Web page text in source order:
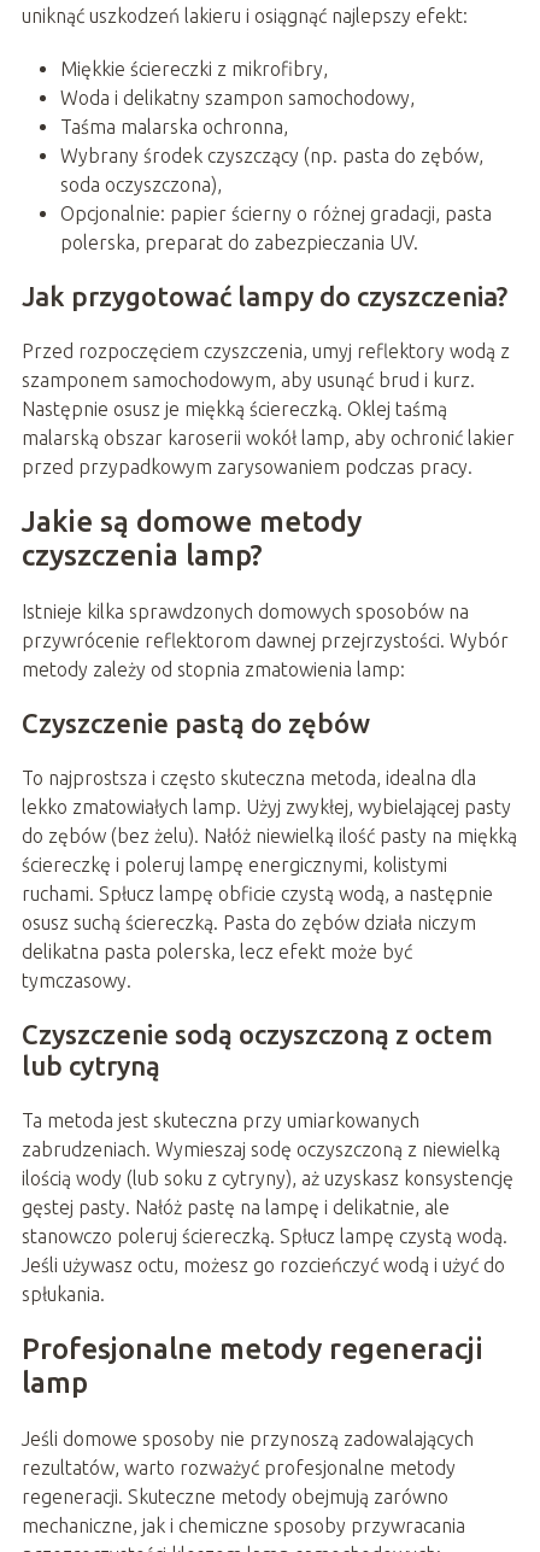
uniknąć uszkodzeń lakieru i osiągnąć najlepszy efekt:
Miękkie ściereczki z mikrofibry,
Woda i delikatny szampon samochodowy,
Taśma malarska ochronna,
Wybrany środek czyszczący (np. pasta do zębów,
soda oczyszczona),
Opcjonalnie: papier ścierny o różnej gradacji, pasta
polerska, preparat do zabezpieczania UV.
Jak przygotować lampy do czyszczenia?
Przed rozpoczęciem czyszczenia, umyj reflektory wodą z
szamponem samochodowym, aby usunąć brud i kurz.
Następnie osusz je miękką ściereczką. Oklej taśmą
malarską obszar karoserii wokół lamp, aby ochronić lakier
przed przypadkowym zarysowaniem podczas pracy.
Jakie są domowe metody
czyszczenia lamp?
Istnieje kilka sprawdzonych domowych sposobów na
przywrócenie reflektorom dawnej przejrzystości. Wybór
metody zależy od stopnia zmatowienia lamp:
Czyszczenie pastą do zębów
To najprostsza i często skuteczna metoda, idealna dla
lekko zmatowiałych lamp. Użyj zwykłej, wybielającej pasty
do zębów (bez żelu). Nałóż niewielką ilość pasty na miękką
ściereczkę i poleruj lampę energicznymi, kolistymi
ruchami. Spłucz lampę obficie czystą wodą, a następnie
osusz suchą ściereczką. Pasta do zębów działa niczym
delikatna pasta polerska, lecz efekt może być
tymczasowy.
Czyszczenie sodą oczyszczoną z octem
lub cytryną
Ta metoda jest skuteczna przy umiarkowanych
zabrudzeniach. Wymieszaj sodę oczyszczoną z niewielką
ilością wody (lub soku z cytryny), aż uzyskasz konsystencję
gęstej pasty. Nałóż pastę na lampę i delikatnie, ale
stanowczo poleruj ściereczką. Spłucz lampę czystą wodą.
Jeśli używasz octu, możesz go rozcieńczyć wodą i użyć do
spłukania.
Profesjonalne metody regeneracji
lamp
Jeśli domowe sposoby nie przynoszą zadowalających
rezultatów, warto rozważyć profesjonalne metody
regeneracji. Skuteczne metody obejmują zarówno
mechaniczne, jak i chemiczne sposoby przywracania